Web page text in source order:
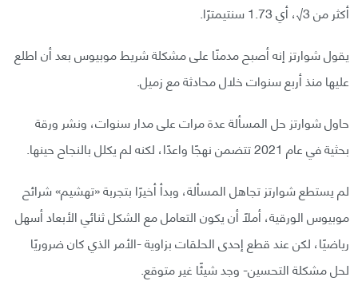
أكثر من 3√، أي 1.73 سنتيمترًا.
يقول شوارتز إنه أصبح مدمنًا على مشكلة شريط موبيوس بعد أن اطلع
عليها منذ أربع سنوات خلال محادثة مع زميل.
حاول شوارتز حل المسألة عدة مرات على مدار سنوات، ونشر ورقة
بحثية في عام 2021 تتضمن نهجًا واعدًا، لكنه لم يكلل بالنجاح حينها.
لم يستطع شوارتز تجاهل المسألة، وبدأ أخيرًا بتجربة «تهشيم» شرائح
موبيوس الورقية، أملًا أن يكون التعامل مع الشكل ثنائي الأبعاد أسهل
رياضيًا، لكن عند قطع إحدى الحلقات بزاوية -الأمر الذي كان ضروريًا
لحل مشكلة التحسين- وجد شيئًا غير متوقع.